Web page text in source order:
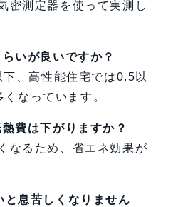
密測定器を使って実測し
いが良いですか？
、高性能住宅では0.5以
なっています。
費は下がりますか？
なるため、省エネ効果が
息苦しくなりません